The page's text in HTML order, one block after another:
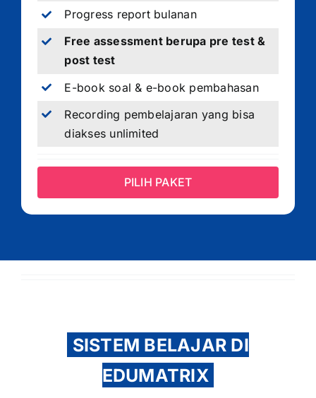
Progress report bulanan
Free assessment berupa pre test &
post test
E-book soal & e-book pembahasan
Recording pembelajaran yang bisa
diakses unlimited
PILIH PAKET
SISTEM BELAJAR DI
EDUMATRIX